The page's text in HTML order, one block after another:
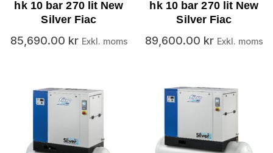
hk 10 bar 270 lit New
Silver Fiac
85,690.00 kr Exkl. moms
hk 10 bar 270 lit New
Silver Fiac
89,600.00 kr Exkl. moms